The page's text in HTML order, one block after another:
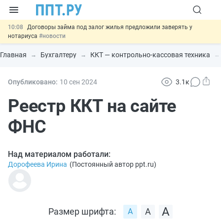
10:08
Договоры займа под залог жилья предложили заверять у
нотариуса #новости
00:01
10 августа: важные документы, вступающие в силу сегодня
#новости
07.08 Дистанционную работу беременных пропишут в ТК РФ #новости
07.08
Разработают единые критерии трудовых и ГПХ-
отношений#новости
Главная Бухгалтеру ККТ — контрольно-кассовая техника
Опубликовано: 10 сен 2024 3.1к
Реестр ККТ на сайте
ФНС
Над материалом работали:
Дорофеева Ирина (Постоянный автор ppt.ru)
Размер шрифта: